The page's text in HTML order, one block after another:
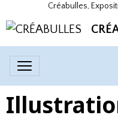
Créabulles,